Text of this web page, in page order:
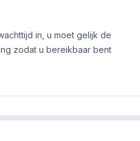
in, u moet gelijk de
zodat u bereikbaar bent